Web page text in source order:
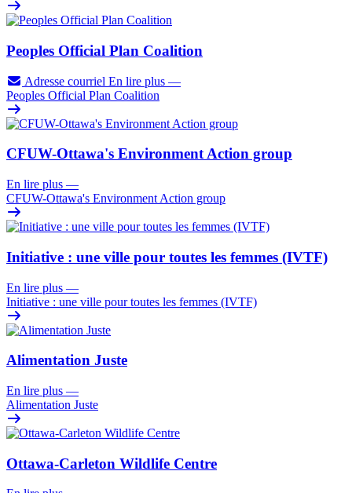
Peoples Official Plan Coalition
Adresse courriel En lire plus —
Peoples Official Plan Coalition
CFUW-Ottawa's Environment Action group
En lire plus —
CFUW-Ottawa's Environment Action group
Initiative : une ville pour toutes les femmes (IVTF)
En lire plus —
Initiative : une ville pour toutes les femmes (IVTF)
Alimentation Juste
En lire plus —
Alimentation Juste
Ottawa-Carleton Wildlife Centre